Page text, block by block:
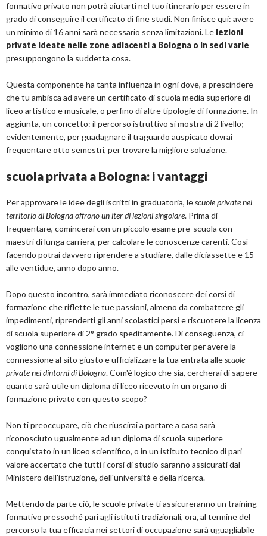
formativo privato non potrà aiutarti nel tuo itinerario per essere in
grado di conseguire il certificato di fine studi. Non finisce qui: avere
un minimo di 16 anni sarà necessario senza limitazioni. Le lezioni
private ideate nelle zone adiacenti a Bologna o in sedi varie
presuppongono la suddetta cosa.
Questa componente ha tanta influenza in ogni dove, a prescindere
che tu ambisca ad avere un certificato di scuola media superiore di
liceo artistico e musicale, o perfino di altre tipologie di formazione. In
aggiunta, un concetto: il percorso istruttivo si mostra di 2 livello;
evidentemente, per guadagnare il traguardo auspicato dovrai
frequentare otto semestri, per trovare la migliore soluzione.
scuola privata a Bologna: i vantaggi
Per approvare le idee degli iscritti in graduatoria, lescuole private nel
territorio di Bologna offrono un iter di lezioni singolare. Prima di
frequentare, comincerai con un piccolo esame pre-scuola con
maestri di lunga carriera, per calcolare le conoscenze carenti. Così
facendo potrai davvero riprendere a studiare, dalle diciassette e 15
alle ventidue, anno dopo anno.
Dopo questo incontro, sarà immediato riconoscere dei corsi di
formazione che riflette le tue passioni, almeno da combattere gli
impedimenti, riprenderti gli anni scolastici persi e riscuotere la licenza
di scuola superiore di 2° grado speditamente. Di conseguenza, ci
vogliono una connessione internet e un computer per avere la
connessione al sito giusto e ufficializzare la tua entrata allescuole
private nei dintorni di Bologna. Com'è logico che sia, cercherai di sapere
quanto sarà utile un diploma di liceo ricevuto in un organo di
formazione privato con questo scopo?
Non ti preoccupare, ciò che riuscirai a portare a casa sarà
riconosciuto ugualmente ad un diploma di scuola superiore
conquistato in un liceo scientifico, o in un istituto tecnico di pari
valore accertato che tutti i corsi di studio saranno assicurati dal
Ministero dell'istruzione, dell'università e della ricerca.
Mettendo da parte ciò, le scuole private ti assicureranno un training
formativo pressoché pari agli istituti tradizionali, ora, al termine del
percorso la tua efficacia nei settori di occupazione sarà uguagliabile